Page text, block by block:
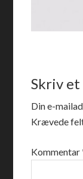
Skriv et
Din e-
Krævede
Kommentar